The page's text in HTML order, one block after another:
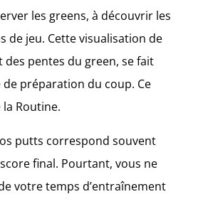
les greens, à découvrir les
de jeu. Cette visualisation de
des pentes du green, se fait
de préparation du coup. Ce
la Routine.
putts correspond souvent
final. Pourtant, vous ne
votre temps d’entraînement